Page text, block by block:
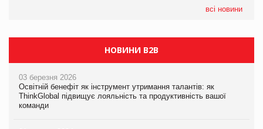
всі новини
НОВИНИ B2B
03 березня 2026
Освітній бенефіт як інструмент утримання талантів: як
ThinkGlobal підвищує лояльність та продуктивність вашої
команди